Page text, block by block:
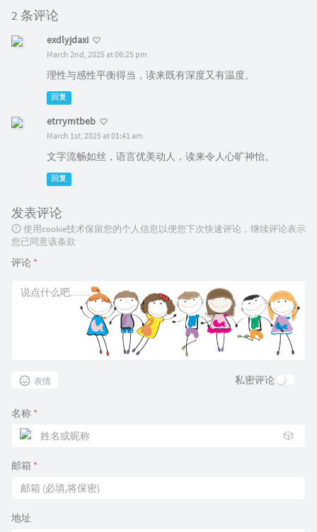
2 条评论
exdlyjdaxi
March 2nd, 2025 at 06:25 pm
理性与感性平衡得当，读来既有深度又有温度。
回复
etrrymtbeb
March 1st, 2025 at 01:41 am
文字流畅如丝，语言优美动人，读来令人心旷神怡。
回复
发表评论
使用cookie技术保留您的个人信息以便您下次快速评论，继续评论表示
您已同意该条款
评论 *
表情 私密评论
名称 *
🎲
邮箱 *
地址